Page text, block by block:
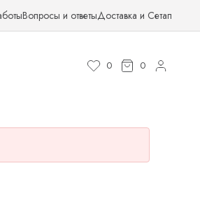
Вопросы и ответыДоставка и Сетап
0 0